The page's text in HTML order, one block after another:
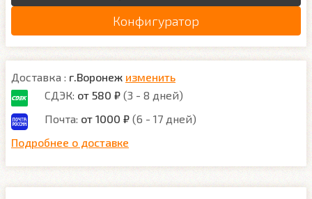
Конфигуратор
Доставка : г.Воронеж изменить
СДЭК: от 580 ₽ (3 - 8 дней)
Почта: от 1000 ₽ (6 - 17 дней)
Подробнее о доставке